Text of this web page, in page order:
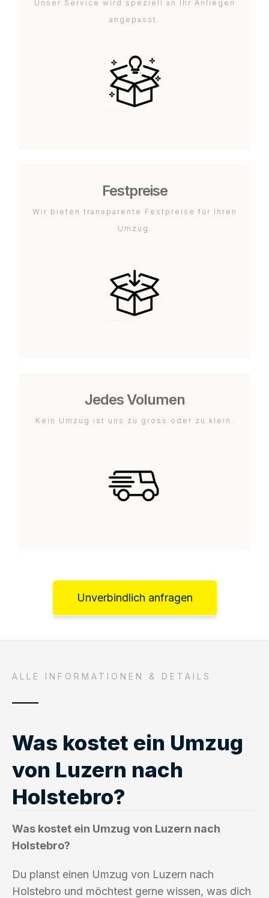
Unser Service wird speziell an Ihr Anliegen
angepasst.
Festpreise
Wir bieten transparente Festpreise für Ihren
Umzug.
Jedes Volumen
Kein Umzug ist uns zu gross oder zu klein.
Unverbindlich anfragen
ALLE INFORMATIONEN & DETAILS
Was kostet ein Umzug
von Luzern nach
Holstebro?
Was kostet ein Umzug von Luzern nach
Holstebro?
Du planst einen Umzug von Luzern nach
Holstebro und möchtest gerne wissen, was dich